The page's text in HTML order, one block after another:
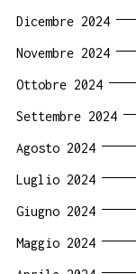
Dicembre 2024
Novembre 2024
Ottobre 2024
Settembre 2024
Agosto 2024
Luglio 2024
Giugno 2024
Maggio 2024